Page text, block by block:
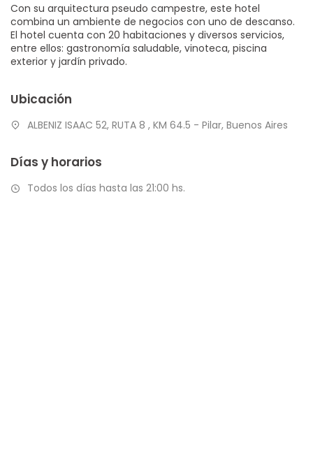
Con su arquitectura pseudo campestre, este hotel
combina un ambiente de negocios con uno de descanso.
El hotel cuenta con 20 habitaciones y diversos servicios,
entre ellos: gastronomía saludable, vinoteca, piscina
exterior y jardín privado.
Ubicación
ALBENIZ ISAAC 52, RUTA 8 , KM 64.5 - Pilar, Buenos Aires
Días y horarios
Todos los días hasta las 21:00 hs.